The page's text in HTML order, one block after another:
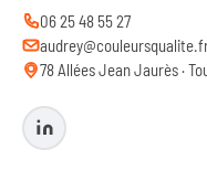
06 25 48 55 27
78 Allées Jean Jaurès ·